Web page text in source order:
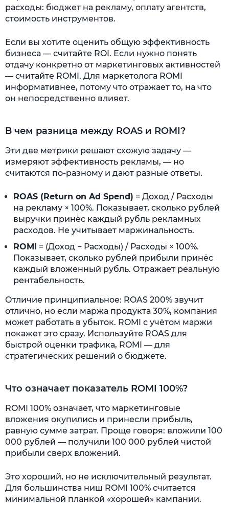
расходы: бюджет на рекламу, оплату агентств,
стоимость инструментов.
Если вы хотите оценить общую эффективность
бизнеса — считайте ROI. Если нужно понять
отдачу конкретно от маркетинговых активностей
— считайте ROMI. Для маркетолога ROMI
информативнее, потому что отражает то, на что
он непосредственно влияет.
В чем разница между ROAS и ROMI?
Эти две метрики решают схожую задачу —
измеряют эффективность рекламы, — но
считаются по-разному и дают разные ответы.
ROAS (Return on Ad Spend) = Доход / Расходы
на рекламу × 100%. Показывает, сколько рублей
выручки принёс каждый рубль рекламных
расходов. Не учитывает маржинальность.
ROMI = (Доход − Расходы) / Расходы × 100%.
Показывает, сколько рублей прибыли принёс
каждый вложенный рубль. Отражает реальную
рентабельность.
Отличие принципиальное: ROAS 200% звучит
отлично, но если маржа продукта 30%, компания
может работать в убыток. ROMI с учётом маржи
покажет это сразу. Используйте ROAS для
быстрой оценки трафика, ROMI — для
стратегических решений о бюджете.
Что означает показатель ROMI 100%?
ROMI 100% означает, что маркетинговые
вложения окупились и принесли прибыль,
равную сумме затрат. Проще говоря: вложили 100
000 рублей — получили 100 000 рублей чистой
прибыли сверх вложений.
Это хороший, но не исключительный результат.
Для большинства ниш ROMI 100% считается
минимальной планкой «хорошей» кампании.